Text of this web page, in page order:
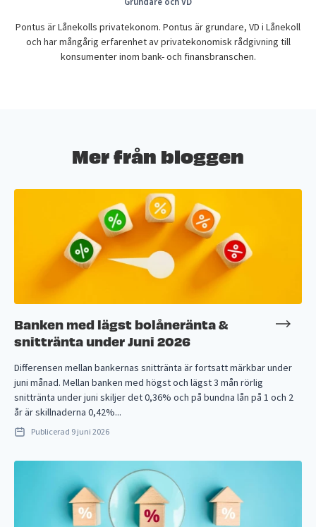
Pontus är Lånekolls privatekonom. Pontus är grundare, VD i Lånekoll
och har mångårig erfarenhet av privatekonomisk rådgivning till
konsumenter inom bank- och finansbranschen.
Mer från bloggen
Banken med lägst bolåneränta &
snittränta under Juni 2026
Differensen mellan bankernas snittränta är fortsatt märkbar under
juni månad. Mellan banken med högst och lägst 3 mån rörlig
snittränta under juni skiljer det 0,36% och på bundna lån på 1 och 2
år är skillnaderna 0,42%...
Publicerad 9 juni 2026